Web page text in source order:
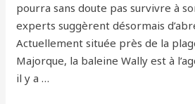
pourra sans doute pas survivre à
experts suggèrent désormais
Actuellement située près de la
Majorque, la baleine Wally est à
il y a …